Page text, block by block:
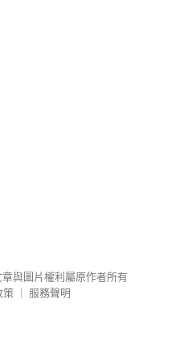
章與圖片權利屬原作者所有
策
服務聲明